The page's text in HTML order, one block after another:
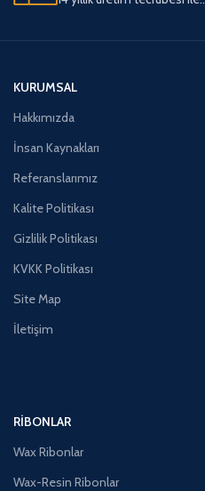
KURUMSAL
Hakkımızda
İnsan Kaynakları
Referanslarımız
Kalite Politikası
Gizlilik Politikası
KVKK Politikası
Site Map
İletişim
RIBONLAR
Wax Ribonlar
Wax-Resin Ribonlar